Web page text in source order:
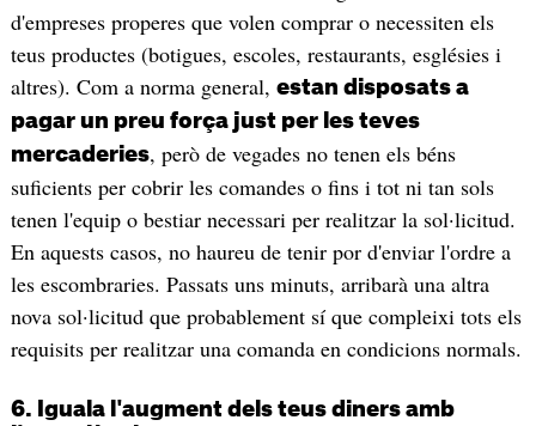
d'empreses properes que volen comprar o necessiten els
teus productes (botigues, escoles, restaurants, esglésies i
altres). Com a norma general, estan disposats a
pagar un preu força just per les teves
mercaderies, però de vegades no tenen els béns
suficients per cobrir les comandes o fins i tot ni tan sols
tenen l'equip o bestiar necessari per realitzar la sol·licitud.
En aquests casos, no haureu de tenir por d'enviar l'ordre a
les escombraries. Passats uns minuts, arribarà una altra
nova sol·licitud que probablement sí que compleixi tots els
requisits per realitzar una comanda en condicions normals.
6. Iguala l'augment dels teus diners amb